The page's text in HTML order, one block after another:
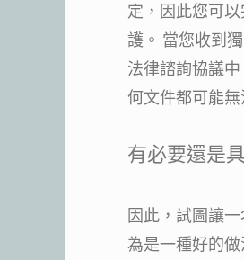
定，因此您可
護。 當您收到
法律諮詢協議
何文件都可能
有必要還是
因此，試圖讓
為是一種好的